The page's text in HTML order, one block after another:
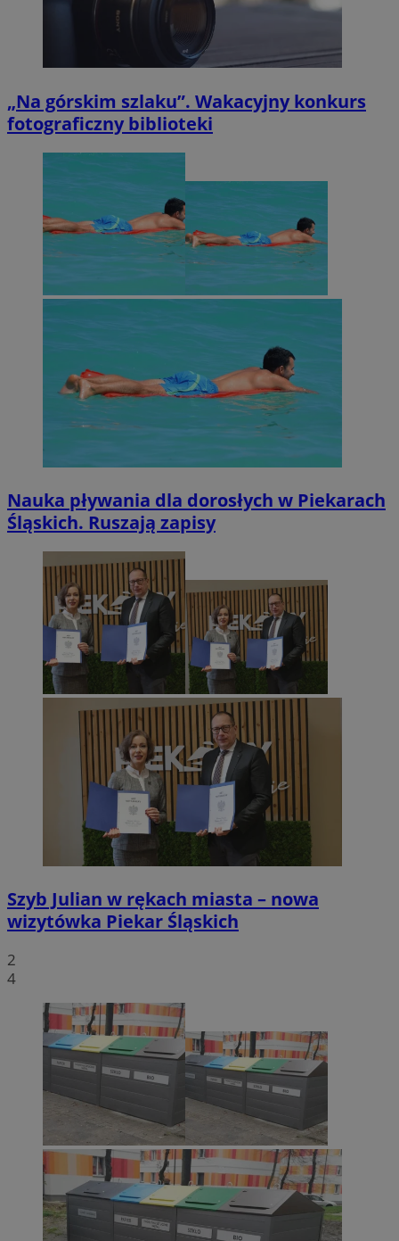
„Na górskim szlaku”. Wakacyjny konkurs
fotograficzny biblioteki
Nauka pływania dla dorosłych w Piekarach
Śląskich. Ruszają zapisy
Szyb Julian w rękach miasta – nowa
wizytówka Piekar Śląskich
2
4